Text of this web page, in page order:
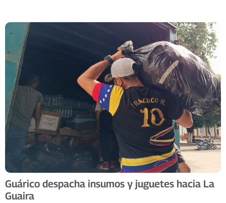
Guárico despacha insumos y juguetes hacia La
Guaira